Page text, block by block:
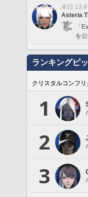
本日
Asteria
「
を
ランキングピ
クリスタルコンフ
1
2
3